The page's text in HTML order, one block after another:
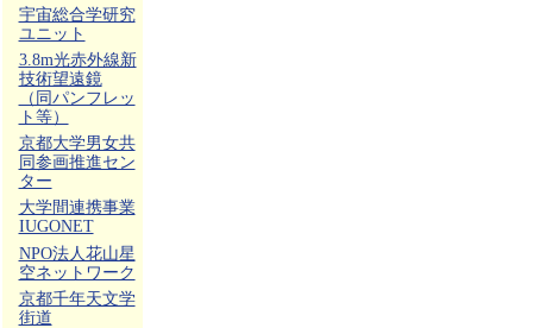
宇宙総合学研究
ユニット
3.8m光赤外線新
技術望遠鏡
（同パンフレッ
ト等）
京都大学男女共
同参画推進セン
ター
大学間連携事業
IUGONET
NPO法人花山星
空ネットワーク
京都千年天文学
街道